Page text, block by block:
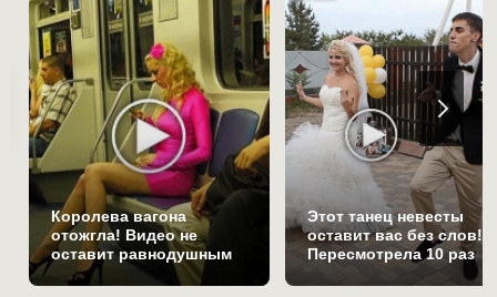
Королева вагона
отожгла! Видео не
оставит равнодушным
Этот танец невесты
оставит вас без слов!
Пересмотрела 10 раз